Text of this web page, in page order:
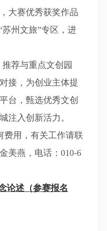
大赛优秀获奖作品
州文旅”专区，进
荐与重点文创园
接，为创业主体提
台，甄选优秀文创
注入创新活力。
费用，有关工作请联
美燕，电话：010-6
论述（参赛报名